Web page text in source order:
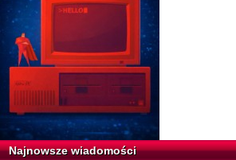
Najnowsze wiadomości